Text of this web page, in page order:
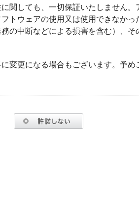
関しても、一切保証いたしません。
トウェアの使用又は使用できなか
の中断などによる損害を含む）、そ
変更になる場合もございます。予め